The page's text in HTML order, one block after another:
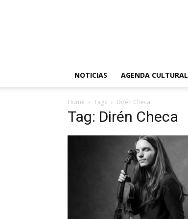
NOTICIAS AGENDA CULTURAL
Home Tags Dirén Checa
Tag: Dirén Checa